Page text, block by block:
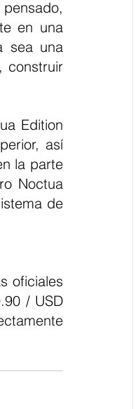
en una
sea una
construir
así
la parte
Noctua
de
/ USD